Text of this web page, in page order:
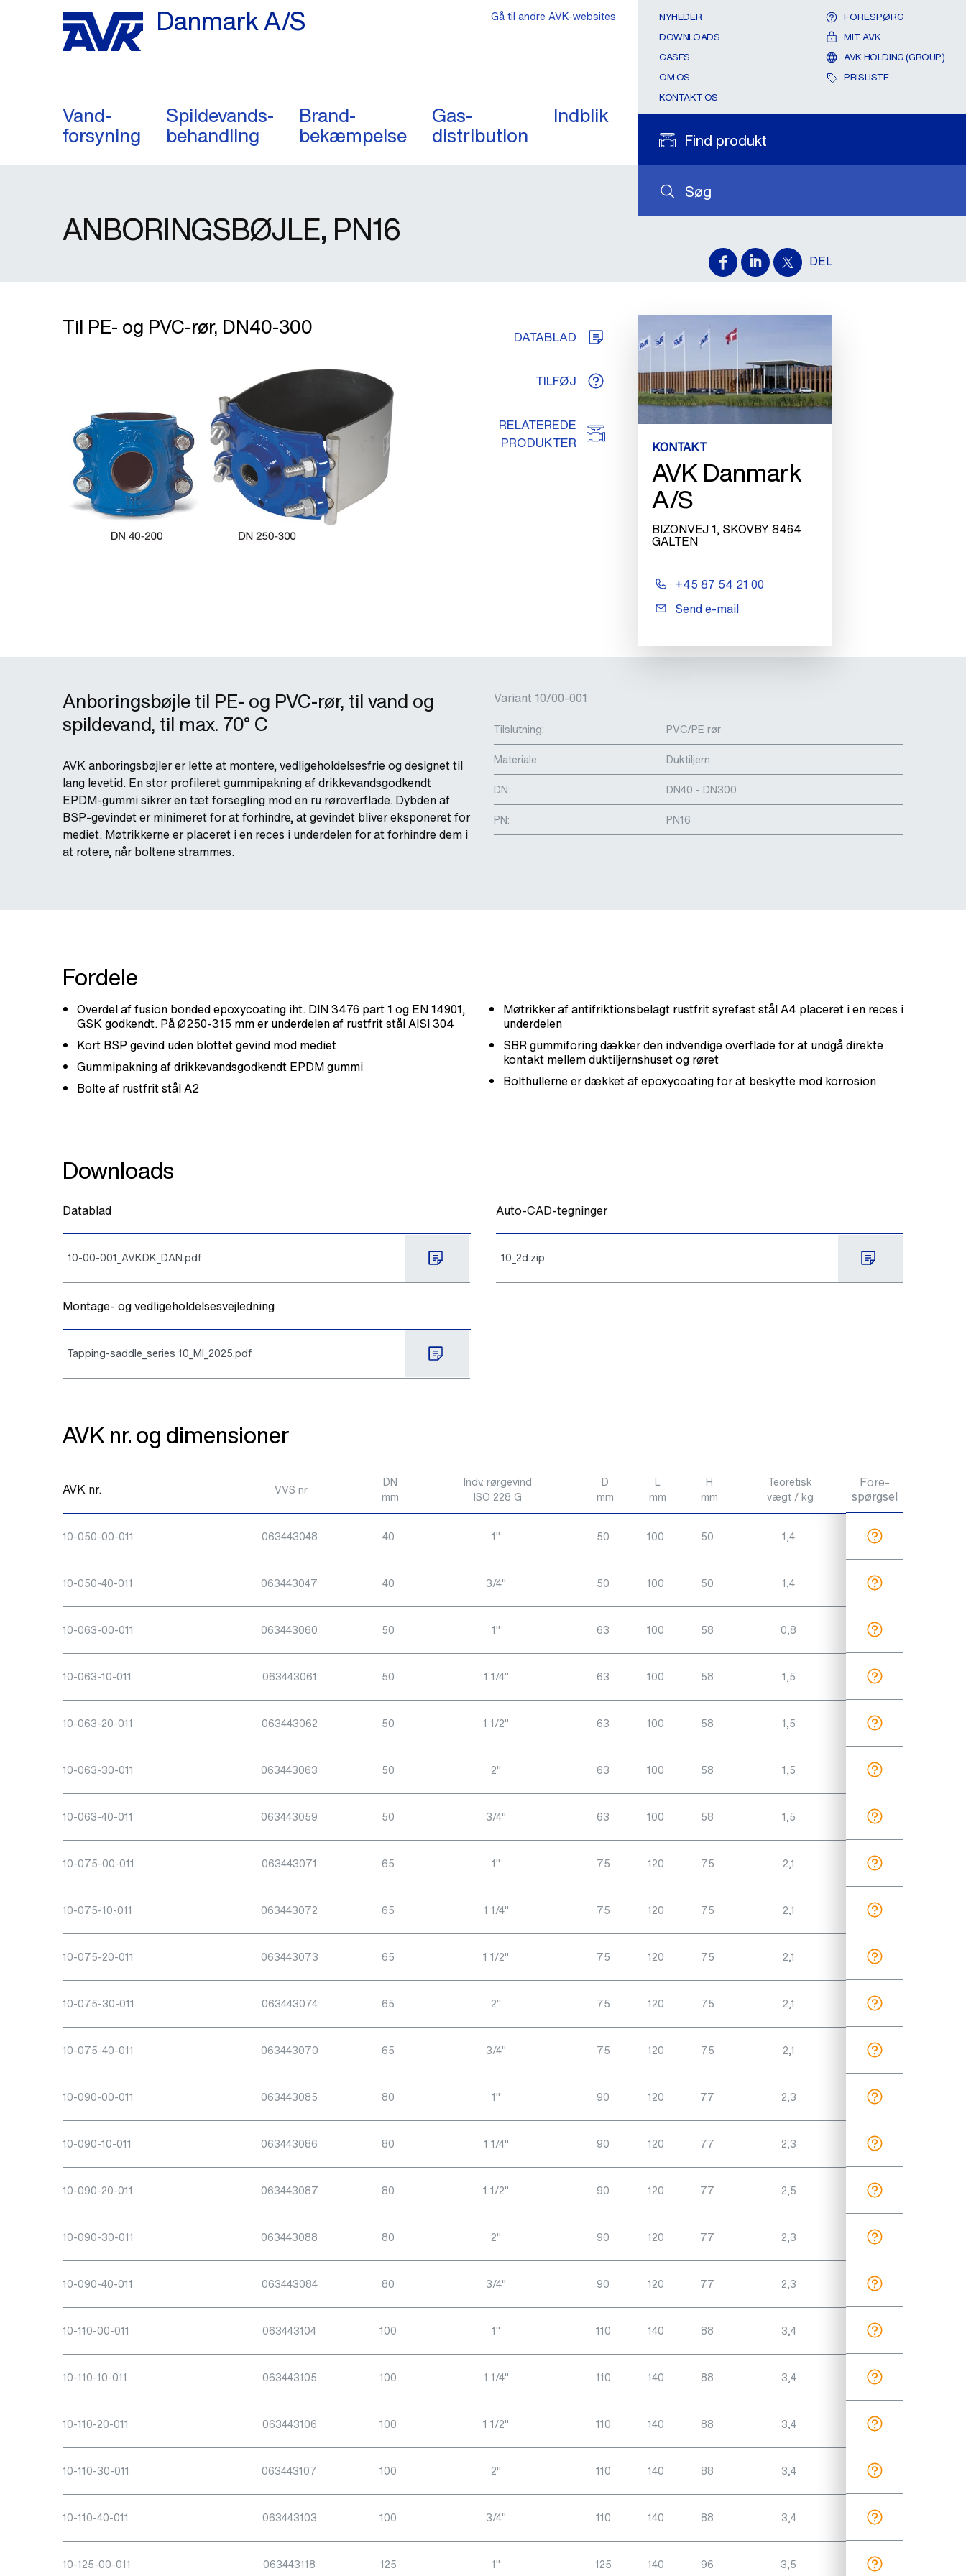
Danmark A/S
Vand-
forsyning
Spildevands-
behandling
Brand-
bekæmpelse
Gas-
distribution
Indblik
Søg
Find produkt
NYHEDER
DOWNLOADS
CASES
OM OS
KONTAKT OS
FORESPØRG
MIT AVK
AVK HOLDING (GROUP)
PRISLISTE
Gå til andre AVK-websites
DEL
ANBORINGSBØJLE, PN16
Til PE- og PVC-rør, DN40-300 DATABLAD
TILFØJ
RELATEREDE
PRODUKTER
KONTAKT
AVK Danmark
A/S
BIZONVEJ 1, SKOVBY 8464
GALTEN
+45 87 54 21 00
Send e-mail
Anboringsbøjle til PE- og PVC-rør, til vand og
spildevand, til max. 70° C
AVK anboringsbøjler er lette at montere, vedligeholdelsesfrie og designet til
lang levetid. En stor profileret gummipakning af drikkevandsgodkendt
EPDM-gummi sikrer en tæt forsegling mod en ru røroverflade. Dybden af ​​
BSP-gevindet er minimeret for at forhindre, at gevindet bliver eksponeret for
mediet. Møtrikkerne er placeret i en reces i underdelen for at forhindre dem i
at rotere, når boltene strammes.
Variant 10/00-001
Tilslutning:
PVC/PE rør
Materiale:
Duktiljern
DN:
DN40 - DN300
PN:
PN16
Fordele
Overdel af fusion bonded epoxycoating iht. DIN 3476 part 1 og EN 14901,
GSK godkendt. På Ø250-315 mm er underdelen af rustfrit stål AISI 304
Kort BSP gevind uden blottet gevind mod mediet
Gummipakning af drikkevandsgodkendt EPDM gummi
Bolte af rustfrit stål A2
Møtrikker af antifriktionsbelagt rustfrit syrefast stål A4 placeret i en reces i
underdelen
SBR gummiforing dækker den indvendige overflade for at undgå direkte
kontakt mellem duktiljernshuset og røret
Bolthullerne er dækket af epoxycoating for at beskytte mod korrosion
Downloads
Datablad
10-00-001_AVKDK_DAN.pdf
Montage- og vedligeholdelsesvejledning
Tapping-saddle_series 10_MI_2025.pdf
Auto-CAD-tegninger
10_2d.zip
AVK nr. og dimensioner
AVK nr. VVS nr
DN
mm
Indv. rørgevind
ISO 228 G
D
mm
L
mm
H
mm
Teoretisk
vægt / kg
10-050-00-011 063443048 40 1" 50 100 50 1,4
10-050-40-011 063443047 40 3/4" 50 100 50 1,4
10-063-00-011 063443060 50 1" 63 100 58 0,8
10-063-10-011 063443061 50 1 1/4" 63 100 58 1,5
10-063-20-011 063443062 50 1 1/2" 63 100 58 1,5
10-063-30-011 063443063 50 2" 63 100 58 1,5
10-063-40-011 063443059 50 3/4" 63 100 58 1,5
10-075-00-011 063443071 65 1" 75 120 75 2,1
10-075-10-011 063443072 65 1 1/4" 75 120 75 2,1
10-075-20-011 063443073 65 1 1/2" 75 120 75 2,1
10-075-30-011 063443074 65 2" 75 120 75 2,1
10-075-40-011 063443070 65 3/4" 75 120 75 2,1
10-090-00-011 063443085 80 1" 90 120 77 2,3
10-090-10-011 063443086 80 1 1/4" 90 120 77 2,3
10-090-20-011 063443087 80 1 1/2" 90 120 77 2,5
10-090-30-011 063443088 80 2" 90 120 77 2,3
10-090-40-011 063443084 80 3/4" 90 120 77 2,3
10-110-00-011 063443104 100 1" 110 140 88 3,4
10-110-10-011 063443105 100 1 1/4" 110 140 88 3,4
10-110-20-011 063443106 100 1 1/2" 110 140 88 3,4
10-110-30-011 063443107 100 2" 110 140 88 3,4
10-110-40-011 063443103 100 3/4" 110 140 88 3,4
10-125-00-011 063443118 125 1" 125 140 96 3,5
Fore-
spørgsel